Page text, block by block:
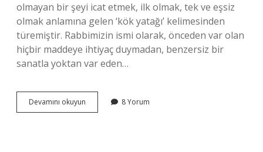
olmayan bir şeyi icat etmek, ilk olmak, tek ve eşsiz
olmak anlamına gelen ‘kök yatağı’ kelimesinden
türemiştir. Rabbimizin ismi olarak, önceden var olan
hiçbir maddeye ihtiyaç duymadan, benzersiz bir
sanatla yoktan var eden…
Devamını okuyun
Ilmi
8 Yorum